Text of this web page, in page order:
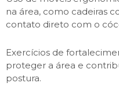
na área, como cadeiras
contato direto com o
Exercícios de
proteger a área e
postura.